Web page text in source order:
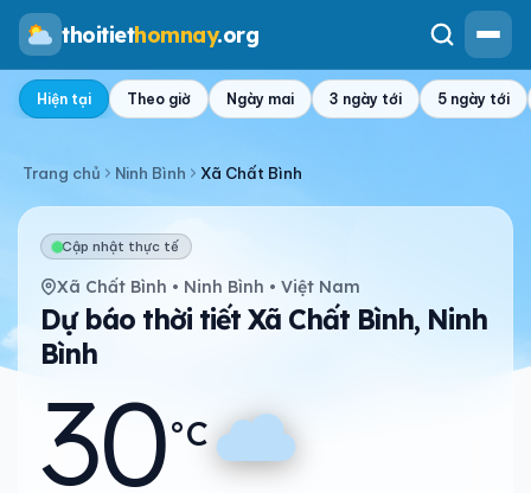
thoitiethomnay.org
Hiện tại Theo giờ Ngày mai 3 ngày tới 5 ngày tới
Trang chủ Ninh Bình Xã Chất Bình
Cập nhật thực tế
Xã Chất Bình • Ninh Bình • Việt Nam
Dự báo thời tiết Xã Chất Bình, Ninh
Bình
30°C